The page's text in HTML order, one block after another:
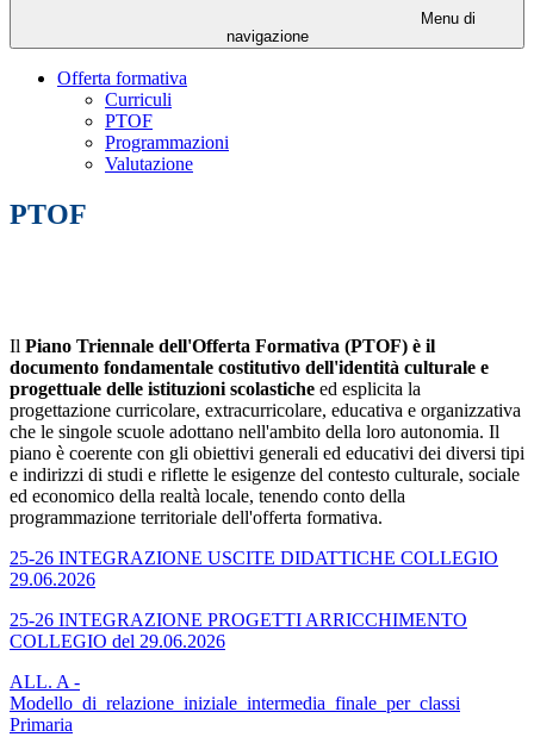
Menu di
navigazione
Offerta formativa
Curriculi
PTOF
Programmazioni
Valutazione
PTOF
Il Piano Triennale dell'Offerta Formativa (PTOF) è il
documento fondamentale costitutivo dell'identità culturale e
progettuale delle istituzioni scolastiche ed esplicita la
progettazione curricolare, extracurricolare, educativa e organizzativa
che le singole scuole adottano nell'ambito della loro autonomia. Il
piano è coerente con gli obiettivi generali ed educativi dei diversi tipi
e indirizzi di studi e riflette le esigenze del contesto culturale, sociale
ed economico della realtà locale, tenendo conto della
programmazione territoriale dell'offerta formativa.
25-26 INTEGRAZIONE USCITE DIDATTICHE COLLEGIO
29.06.2026
25-26 INTEGRAZIONE PROGETTI ARRICCHIMENTO
COLLEGIO del 29.06.2026
ALL. A -
Modello_di_relazione_iniziale_intermedia_finale_per_classi
Primaria